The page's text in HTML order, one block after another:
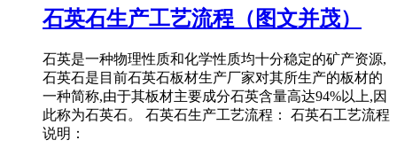
石英石生产工艺流程（图文并茂）
石英是一种物理性质和化学性质均十分稳定的矿产资源,
石英石是目前石英石板材生产厂家对其所生产的板材的
一种简称,由于其板材主要成分石英含量高达94%以上,因
此称为石英石。 石英石生产工艺流程： 石英石工艺流程
说明：